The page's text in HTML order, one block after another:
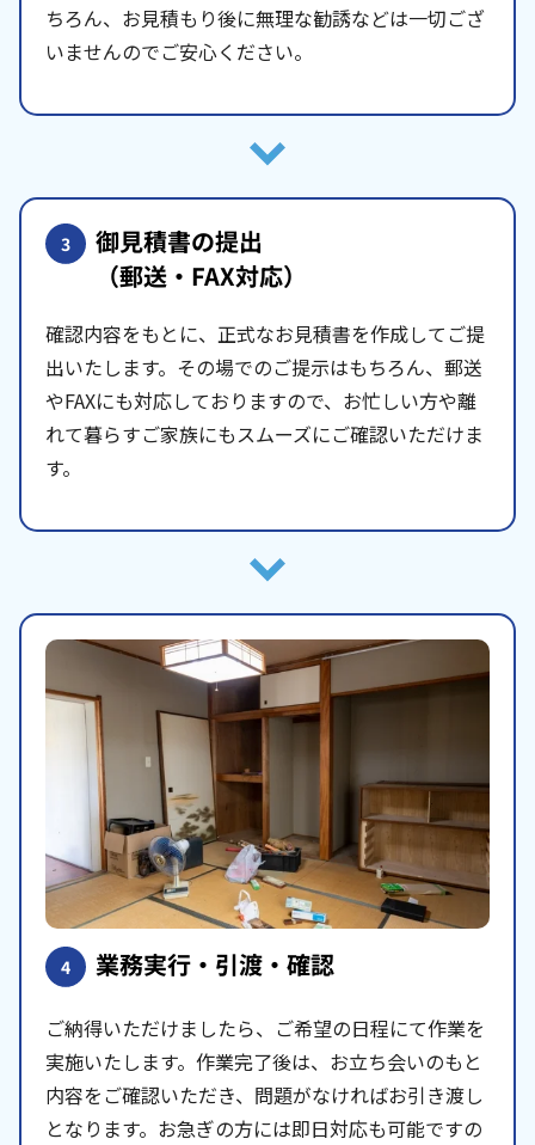
ちろん、お見積もり後に無理な勧誘などは一切ござ
いませんのでご安心ください。
3 御見積書の提出
（郵送・FAX対応）
確認内容をもとに、正式なお見積書を作成してご提
出いたします。その場でのご提示はもちろん、郵送
やFAXにも対応しておりますので、お忙しい方や離
れて暮らすご家族にもスムーズにご確認いただけま
す。
4 業務実行・引渡・確認
ご納得いただけましたら、ご希望の日程にて作業を
実施いたします。作業完了後は、お立ち会いのもと
内容をご確認いただき、問題がなければお引き渡し
となります。お急ぎの方には即日対応も可能ですの